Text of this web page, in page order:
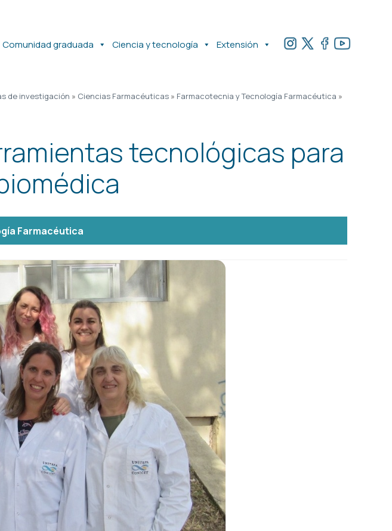
Comunidad graduada Ciencia y tecnología Extensión
de investigación » Ciencias Farmacéuticas » Farmacotecnia y Tecnología Farmacéutica »
tecnológicas para
Farmacéutica